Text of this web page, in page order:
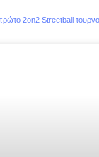
2on2 Streetball